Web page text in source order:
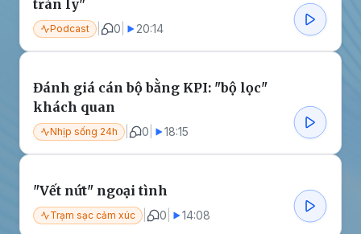
tràn ly"
Podcast 0 20:14
Đánh giá cán bộ bằng KPI: "bộ lọc"
khách quan
Nhịp sống 24h 0 18:15
"Vết nứt" ngoại tình
Trạm sạc cảm xúc 0 14:08